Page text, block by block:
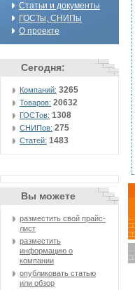
Статьи и документы
ГОСТы, СНИПы
О проекте
Сегодня:
Компаний: 3265
Товаров: 20632
ГОСТов: 1308
СНИПов: 275
Статей: 1483
Вы можете
разместить свой прайс-
лист
разместить
информацию о
компании
опубликовать статью
или обзор